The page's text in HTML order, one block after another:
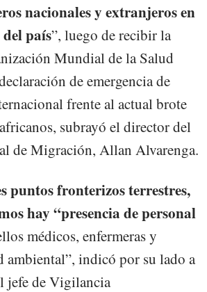
nacionales y extranjeros en
país”, luego de recibir la
Mundial de la Salud
de emergencia de
frente al actual brote
subrayó el director del
de Migración, Allan Alvarenga.
puntos fronterizos terrestres,
hay “presencia de personal
médicos, enfermeras y
ambiental”, indicó por su lado a
jefe de Vigilancia